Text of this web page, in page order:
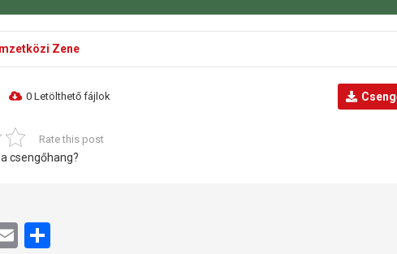
Zene
0 Letölthető fájlok
Rate this post
csengőhang?
Email